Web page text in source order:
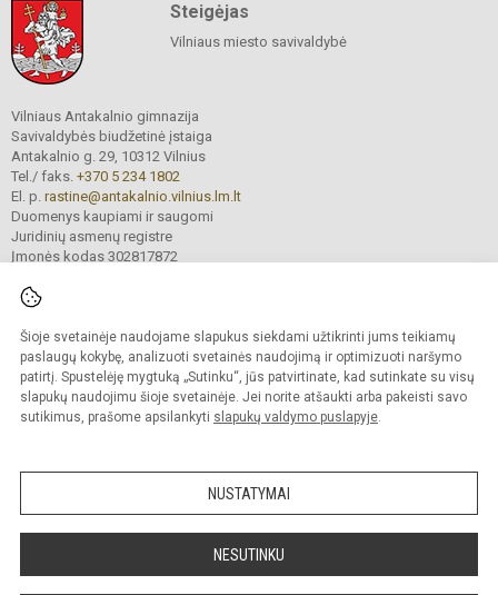
Šioje svetainėje naudojame slapukus siekdami užtikrinti jums teikiamų
paslaugų kokybę, analizuoti svetainės naudojimą ir optimizuoti naršymo
patirtį. Spustelėję mygtuką „Sutinku“, jūs patvirtinate, kad sutinkate su visų
slapukų naudojimu šioje svetainėje. Jei norite atšaukti arba pakeisti savo
sutikimus, prašome apsilankyti slapukų valdymo puslapyje.
NUSTATYMAI
NESUTINKU
Steigėjas
Vilniaus miesto savivaldybė
Vilniaus Antakalnio gimnazija
Savivaldybės biudžetinė įstaiga
Antakalnio g. 29, 10312 Vilnius
Tel./ faks. +370 5 234 1802
El. p. rastine@antakalnio.vilnius.lm.lt
Duomenys kaupiami ir saugomi
Juridinių asmenų registre
Įmonės kodas 302817872
© 2026. Vilniaus Antakalnio gimnazija. Visos teisės saugomos.
Kopijuoti turinį be raštiško gimnazijos sutikimo griežtai draudžiama.
Versija neįgaliesiems Slapukų valdymas